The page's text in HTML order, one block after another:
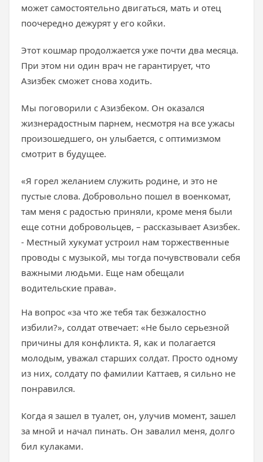
может самостоятельно двигаться, мать и отец
поочередно дежурят у его койки.
Этот кошмар продолжается уже почти два месяца.
При этом ни один врач не гарантирует, что
Азизбек сможет снова ходить.
Мы поговорили с Азизбеком. Он оказался
жизнерадостным парнем, несмотря на все ужасы
произошедшего, он улыбается, с оптимизмом
смотрит в будущее.
«Я горел желанием служить родине, и это не
пустые слова. Добровольно пошел в военкомат,
там меня с радостью приняли, кроме меня были
еще сотни добровольцев, – рассказывает Азизбек.
- Местный хукумат устроил нам торжественные
проводы с музыкой, мы тогда почувствовали себя
важными людьми. Еще нам обещали
водительские права».
На вопрос «за что же тебя так безжалостно
избили?», солдат отвечает: «Не было серьезной
причины для конфликта. Я, как и полагается
молодым, уважал старших солдат. Просто одному
из них, солдату по фамилии Каттаев, я сильно не
понравился.
Когда я зашел в туалет, он, улучив момент, зашел
за мной и начал пинать. Он завалил меня, долго
бил кулаками.